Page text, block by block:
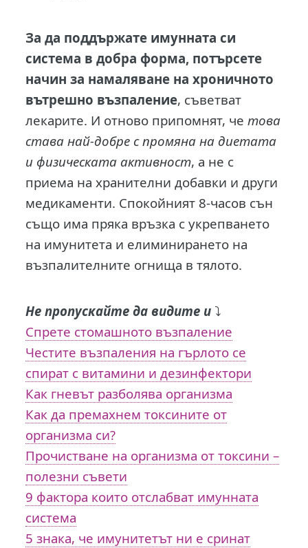
За да поддържате имунната си
система в добра форма, потърсете
начин за намаляване на хроничното
вътрешно възпаление, съветват
лекарите. И отново припомнят, че това
става най-добре с промяна на диетата
и физическата активност, а не с
приема на хранителни добавки и други
медикаменти. Спокойният 8-часов сън
също има пряка връзка с укрепването
на имунитета и елиминирането на
възпалителните огнища в тялото.
Не пропускайте да видите и ⤵️
Спрете стомашното възпаление
Честите възпаления на гърлото се
спират с витамини и дезинфектори
Как гневът разболява организма
Как да премахнем токсините от
организма си?
Прочистване на организма от токсини –
полезни съвети
9 фактора които отслабват имунната
система
5 знака, че имунитетът ни е сринат